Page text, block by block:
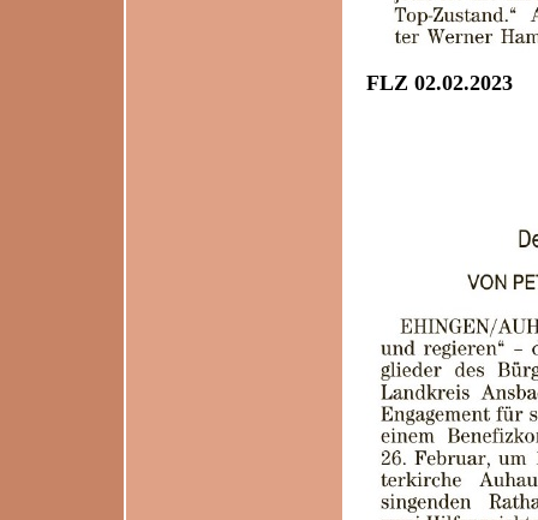
FLZ 02.02.2023